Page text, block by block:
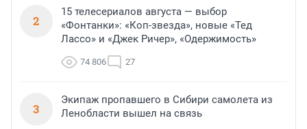
2
15 телесериалов августа — выбор
«Фонтанки»: «Коп-звезда», новые «Тед
Лассо» и «Джек Ричер», «Одержимость»
74 806 27
3
Экипаж пропавшего в Сибири самолета из
Ленобласти вышел на связь